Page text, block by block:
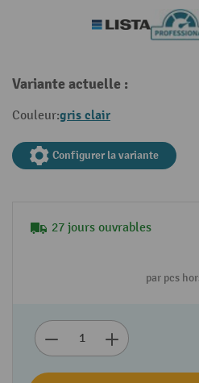
Variante actuelle :
Couleur:gris clair
Configurer la variante
27 jours ouvrables
par pcs